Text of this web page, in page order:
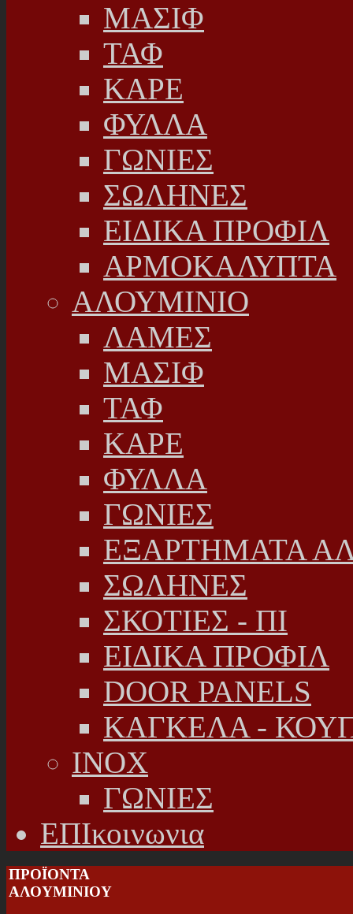
ΜΑΣΙΦ
ΤΑΦ
ΚΑΡΕ
ΦΥΛΛΑ
ΓΩΝΙΕΣ
ΣΩΛΗΝΕΣ
ΕΙΔΙΚΑ ΠΡΟΦΙΛ
ΑΡΜΟΚΑΛΥΠΤΑ
ΑΛΟΥΜΙΝΙΟ
ΛΑΜΕΣ
ΜΑΣΙΦ
ΤΑΦ
ΚΑΡΕ
ΦΥΛΛΑ
ΓΩΝΙΕΣ
ΕΞΑΡΤΗΜΑΤΑ
ΣΩΛΗΝΕΣ
ΣΚΟΤΙΕΣ - ΠΙ
ΕΙΔΙΚΑ ΠΡΟΦΙΛ
DOOR PANELS
ΚΑΓΚΕΛΑ -
INOX
ΓΩΝΙΕΣ
ΕΠΙκοινωνια
ΠΡΟΪΟΝΤΑ
ΑΛΟΥΜΙΝΙΟΥ